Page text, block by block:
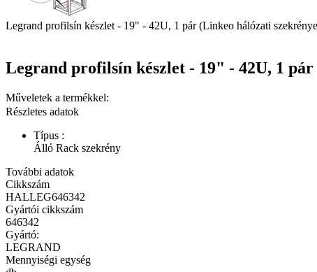
Legrand profilsín készlet - 19" - 42U, 1 pár (Linkeo hálózati
Legrand profilsín készlet - 19" - 42U, 1
Műveletek a termékkel:
Részletes adatok
Típus :
Álló Rack szekrény
További adatok
Cikkszám
HALLEG646342
Gyártói cikkszám
646342
Gyártó:
LEGRAND
Mennyiségi egység